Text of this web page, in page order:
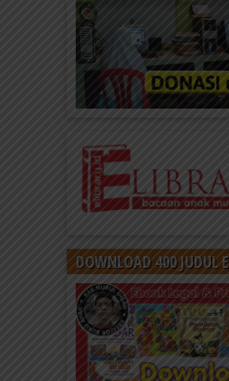
DOWNLOAD 400 JUDUL